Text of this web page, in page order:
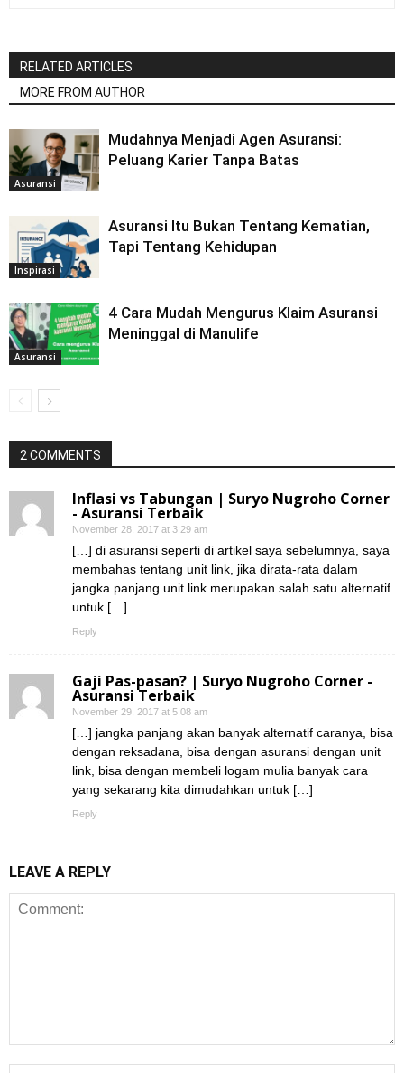
RELATED ARTICLES
MORE FROM AUTHOR
Asuransi
Mudahnya Menjadi Agen Asuransi:
Peluang Karier Tanpa Batas
Inspirasi
Asuransi Itu Bukan Tentang Kematian,
Tapi Tentang Kehidupan
Asuransi
4 Cara Mudah Mengurus Klaim Asuransi
Meninggal di Manulife
2 COMMENTS
Inflasi vs Tabungan | Suryo Nugroho Corner
- Asuransi Terbaik
November 28, 2017 at 3:29 am
[…] di asuransi seperti di artikel saya sebelumnya, saya
membahas tentang unit link, jika dirata-rata dalam
jangka panjang unit link merupakan salah satu alternatif
untuk […]
Reply
Gaji Pas-pasan? | Suryo Nugroho Corner -
Asuransi Terbaik
November 29, 2017 at 5:08 am
[…] jangka panjang akan banyak alternatif caranya, bisa
dengan reksadana, bisa dengan asuransi dengan unit
link, bisa dengan membeli logam mulia banyak cara
yang sekarang kita dimudahkan untuk […]
Reply
LEAVE A REPLY